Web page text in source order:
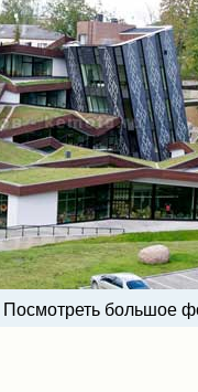
Посмотреть большое